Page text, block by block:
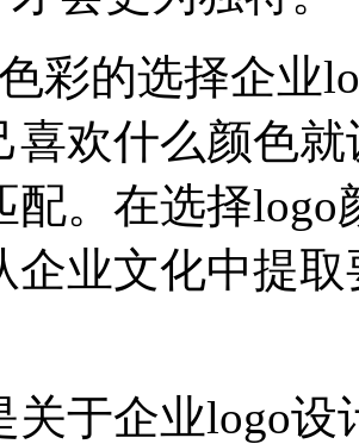
彩的选择企业
喜欢什么颜色
配。在选择
企业文化中提
关于企业logo